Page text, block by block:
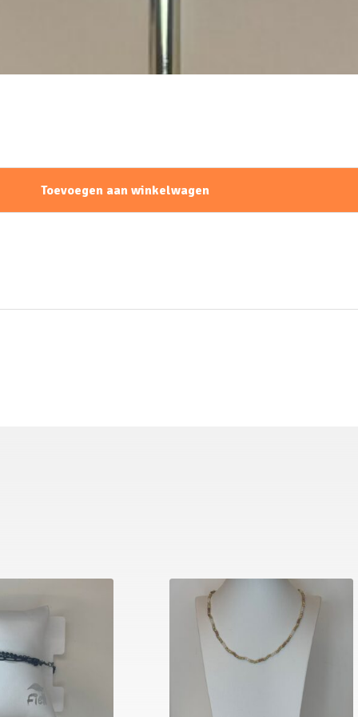
Toevoegen aan winkelwagen